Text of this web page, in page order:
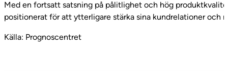
Med en fortsatt satsning på pålitlighet och hög
positionerat för att ytterligare stärka sina kundrelationer och
Källa: Prognoscentret